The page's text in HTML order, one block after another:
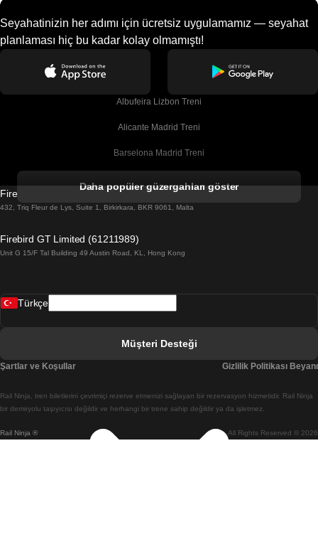
Seyahatinizin her adımı için ücretsiz uygulamamız — seyahat
planlaması hiç bu kadar kolay olmamıştı!
Albufeira Lizbon Treni
Alicante Madrid Treni
Barselona Madrid Treni
Barselona Sevilla Treni
Belfast Dublin Treni
Budapeşte Viyana Treni
Busan Cheonan(Asan) Treni
Daha popüler güzergahları göster
Firebird GT Limited (OC 1451)
432, Triq Fleur de Lys, Suite 1, Birkirkara, BKR 9061, Malta
Firebird GT Limited (61211989)
Unit G 15/F Tal Building 49 Austin Road, KL, Hong Kong
Rail Ninja ® All Rights Reserved © 2026
Rail Ninja, tren biletlerini çevrimiçi rezerve etmenizi sağlayan bir rezervasyon hizmetidir. Rail Ninja
bir demiryolu taşıyıcısı değildir ve herhangi bir trene sahip değildir ya da işletmez.
Türkçe
Müşteri Desteği
Şartlar ve Koşullar Gizlilik Politikası Beyanı